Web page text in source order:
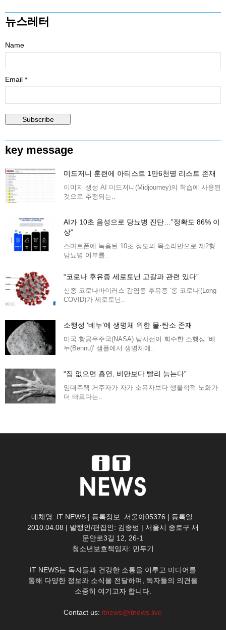
뉴스레터
Name
Email *
key message
미드저니 훈련에 아티스트 1만6천명 리스트 존재
이미지 생성 AI 미드저니(Midjourney)의 학습에 사용된
것으로 추정되는..
AI가 10초 음성으로 당뇨병 진단…”정확도 86% 이
상”
스마트폰에 녹음된 10초 정도의 목소리만으로 제2형
당뇨병 여부를..
“코로나 후유증 세로토닌 고갈과 관련 있다”
신종 코로나바이러스 감염증 후유증 '롱 코로나'(Long
COVID)가 세로토닌..
소행성 ‘베누’에 생명체 위한 물·탄소 존재
미국 항공우주국(NASA) 탐사선이 회수한 소행성 ‘베
누(Bennu)’ 샘플에서 생명체에..
“집 없으면 흡연, 비만보다 빨리 늙는다”
임대주택 거주자가 자가 소유자보다 생물학적 노화가
더 빠르다는..
매체명: IT NEWS | 등록정보: 서울아05376 | 등록일:
2010.04.08 | 발행인/편집인: 김종범 | 서울시 종로구 새
문안로3길 12, 26-1
청소년보호책임자: 민두기
IT NEWS는 독자들과 건강한 소통을 이루고 미디어를
통해 다양한 정보와 소식을 전달하며, 독자들의 의견을
소중히 여기고자 합니다.
Contact us: itnews@itnews.live